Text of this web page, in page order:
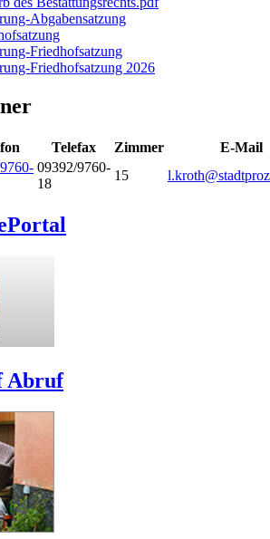
Abgabensatzung
Friedhofsatzung
Friedhofsatzung 2026
Telefax Zimmer
E-Mail
09392/9760-
18
15
Abruf